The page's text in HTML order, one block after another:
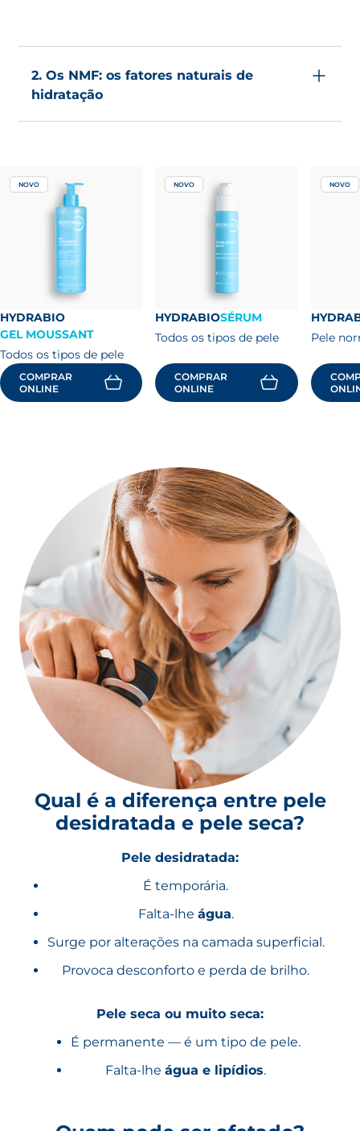
2. Os NMF: os fatores naturais de
hidratação
lático.
Outros ingredientes cosméticos, como a
glicerina e o xilitol, têm funções semelhantes.
NOVO
HYDRABIO
GEL MOUSSANT
Todos os tipos de pele
COMPRAR
ONLINE
NOVO
HYDRABIOSÉRUM
Todos os tipos de pele
COMPRAR
ONLINE
NOVO
Pele
Qual é a diferença entre pele
desidratada e pele seca?
Pele desidratada:
É temporária.
Falta-lhe água.
Surge por alterações na camada superficial.
Provoca desconforto e perda de brilho.
Pele seca ou muito seca:
É permanente — é um tipo de pele.
Falta-lhe água e lipídios.